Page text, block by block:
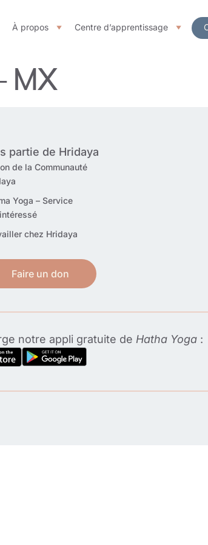
À propos Centre d’apprentissage
MX
partie de Hridaya
de la Communauté
Yoga – Service
chez Hridaya
Faire un don
notre appli gratuite de Hatha Yoga: